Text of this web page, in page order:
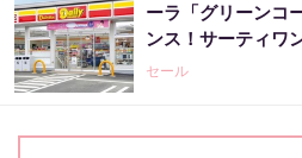
ーラ「グリーンコ
ンス！サーティワ
どお得企画も目白
セール